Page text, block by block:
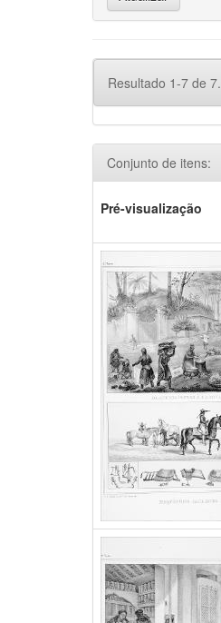
Resultado 1-7 de 7.
Conjunto de itens:
Pré-visualização